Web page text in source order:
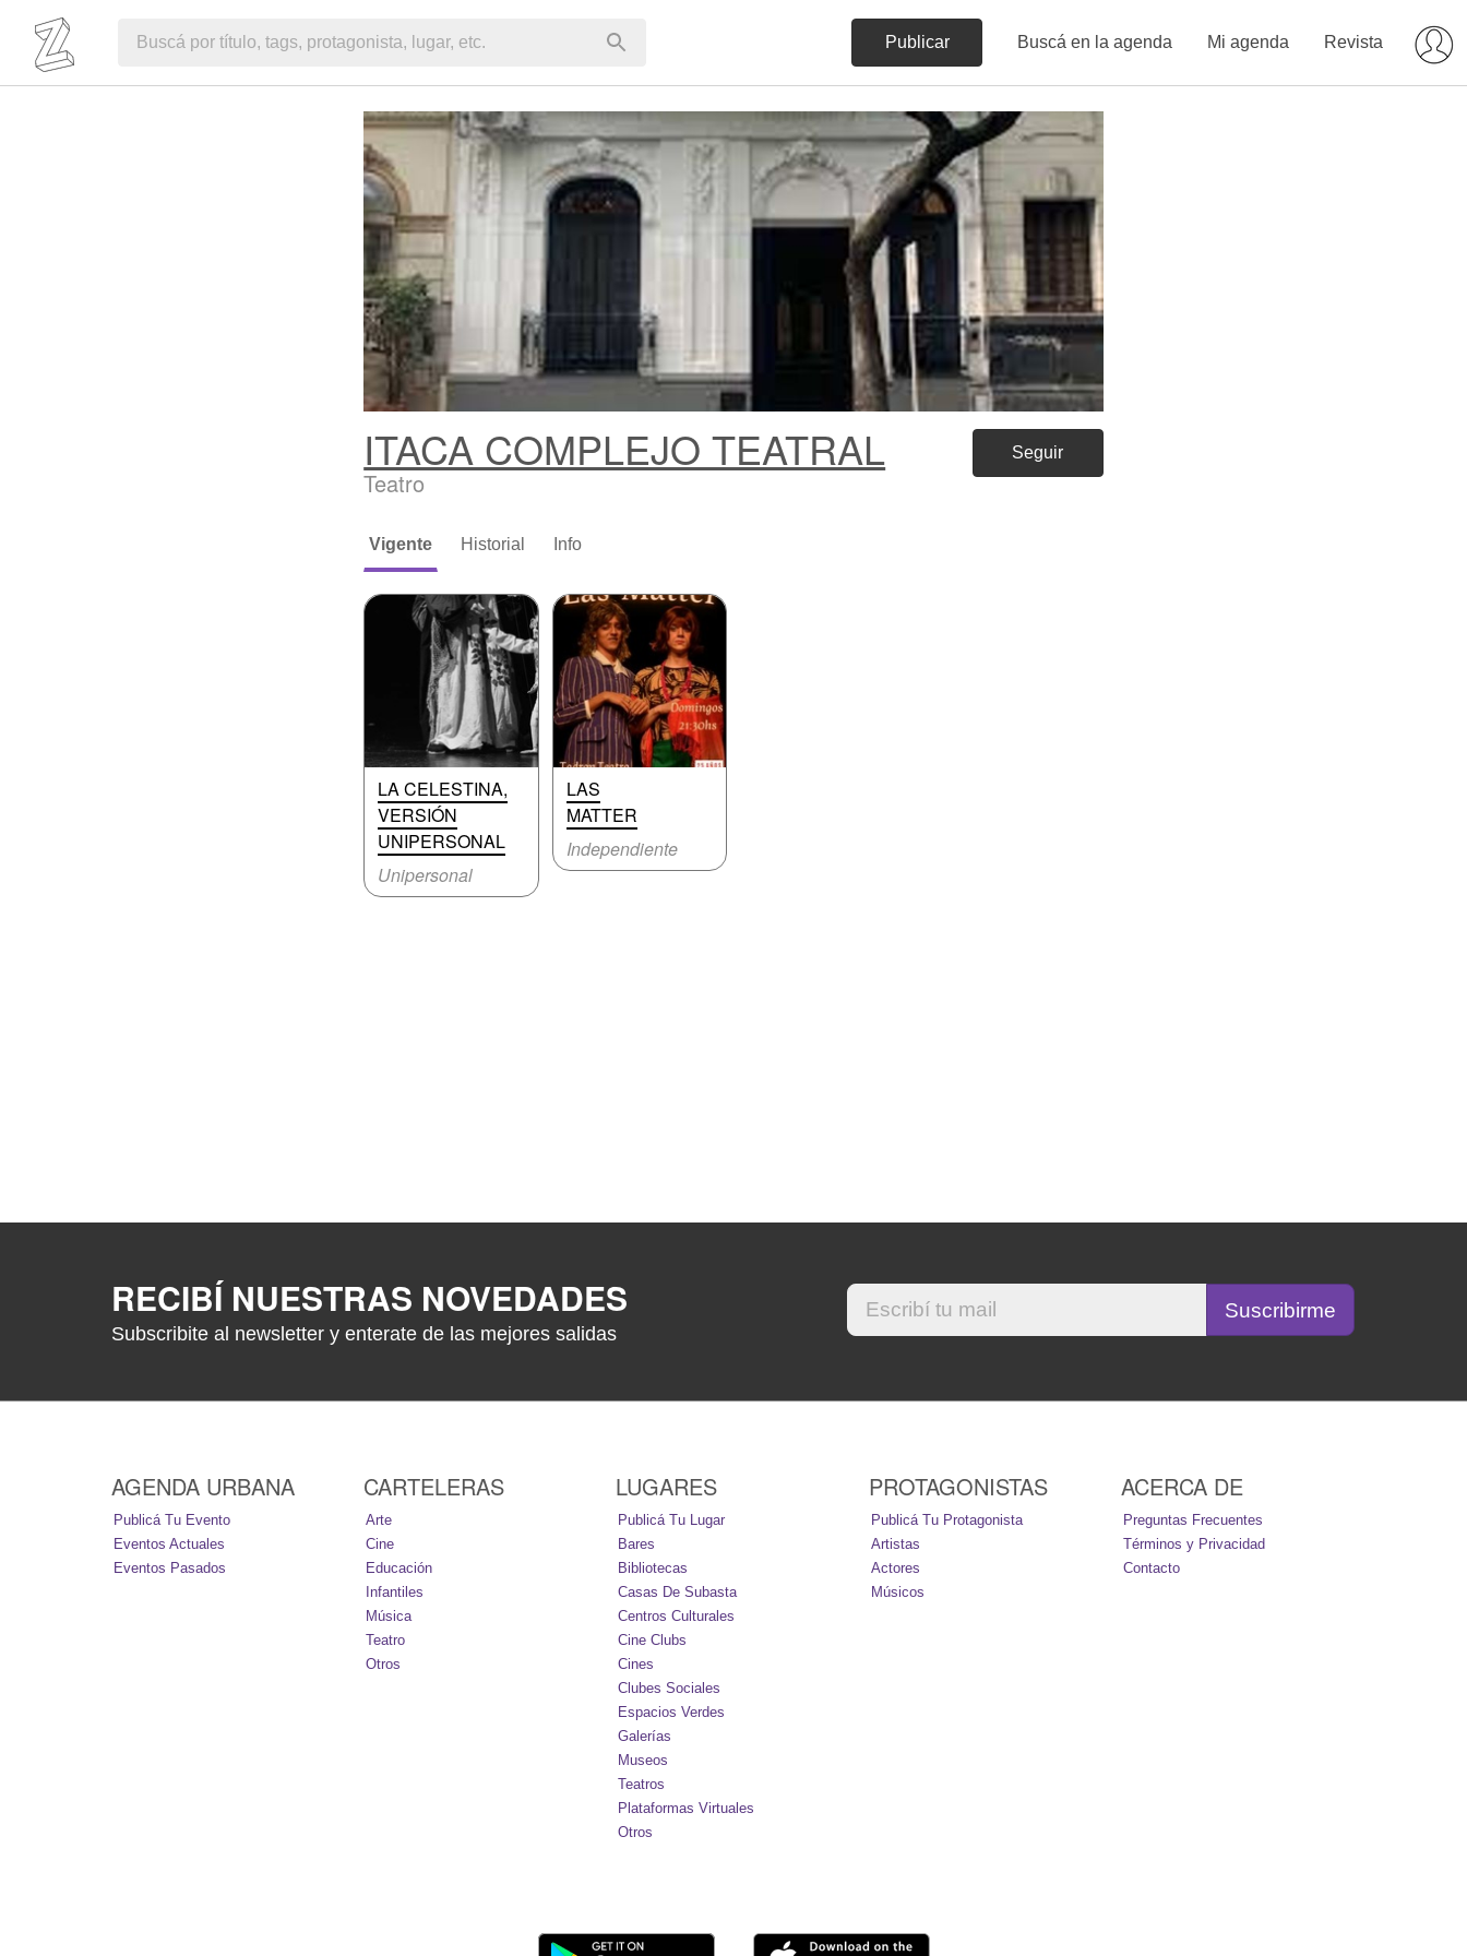
Publicar Buscá en la agenda Mi agenda Revista
Seguir
ITACA COMPLEJO TEATRAL
Teatro
Vigente Historial Info
LA CELESTINA,
VERSIÓN
UNIPERSONAL
Unipersonal
LAS
MATTER
Independiente
RECIBÍ NUESTRAS NOVEDADES
Subscribite al newsletter y enterate de las mejores salidas
AGENDA URBANA
Publicá Tu Evento
Eventos Actuales
Eventos Pasados
CARTELERAS
Arte
Cine
Educación
Infantiles
Música
Teatro
Otros
LUGARES
Publicá Tu Lugar
Bares
Bibliotecas
Casas De Subasta
Centros Culturales
Cine Clubs
Cines
Clubes Sociales
Espacios Verdes
Galerías
Museos
Teatros
Plataformas Virtuales
Otros
PROTAGONISTAS
Publicá Tu Protagonista
Artistas
Actores
Músicos
ACERCA DE
Preguntas Frecuentes
Términos y Privacidad
Contacto